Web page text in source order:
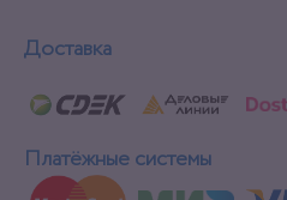
Доставка
Платёжные системы